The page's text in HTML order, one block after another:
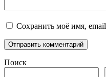
Сохранить моё имя,
Поиск